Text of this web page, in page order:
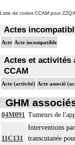
Liste de codes CCAM pour
Actes
Acte Acte incompatible
Actes et activités
CCAM
Acte (activité) Acte associé
GHM
04M091 Tumeurs de
11C131
Interventions
transcutanée